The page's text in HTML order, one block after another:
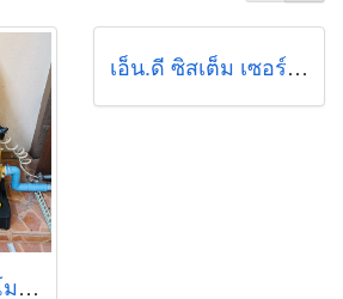
ช่างประปา24ชั่วโมงช่างปั้มน้ำ24ชั่วโมง
เอ็น.ดี ซิสเต็ม เซอร์วิส